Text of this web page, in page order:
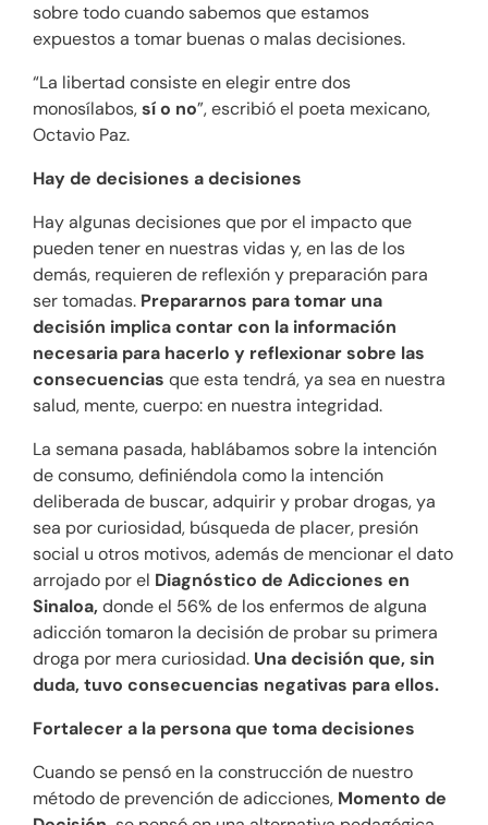
sobre todo cuando sabemos que estamos
expuestos a tomar buenas o malas decisiones.
“La libertad consiste en elegir entre dos
monosílabos,sí o no”, escribió el poeta mexicano,
Octavio Paz.
Hay de decisiones a decisiones
Hay algunas decisiones que por el impacto que
pueden tener en nuestras vidas y, en las de los
demás, requieren de reflexión y preparación para
ser tomadas. Prepararnos para tomar una
decisión implica contar con la información
necesaria para hacerlo y reflexionar sobre las
consecuencias que esta tendrá, ya sea en nuestra
salud, mente, cuerpo: en nuestra integridad.
La semana pasada, hablábamos sobre la intención
de consumo, definiéndola como la intención
deliberada de buscar, adquirir y probar drogas, ya
sea por curiosidad, búsqueda de placer, presión
social u otros motivos, además de mencionar el dato
arrojado por el Diagnóstico de Adicciones en
Sinaloa,donde el 56% de los enfermos de alguna
adicción tomaron la decisión de probar su primera
droga por mera curiosidad. Una decisión que, sin
duda, tuvo consecuencias negativas para ellos.
Fortalecer a la persona que toma decisiones
Cuando se pensó en la construcción de nuestro
método de prevención de adicciones, Momento de